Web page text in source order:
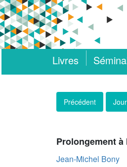
Livres
Précédent
Prolongement
Jean-Michel Bony